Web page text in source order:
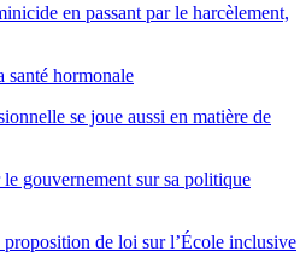
en passant par le harcèlement,
santé hormonale
se joue aussi en matière de
gouvernement sur sa politique
proposition de loi sur l’École inclusive